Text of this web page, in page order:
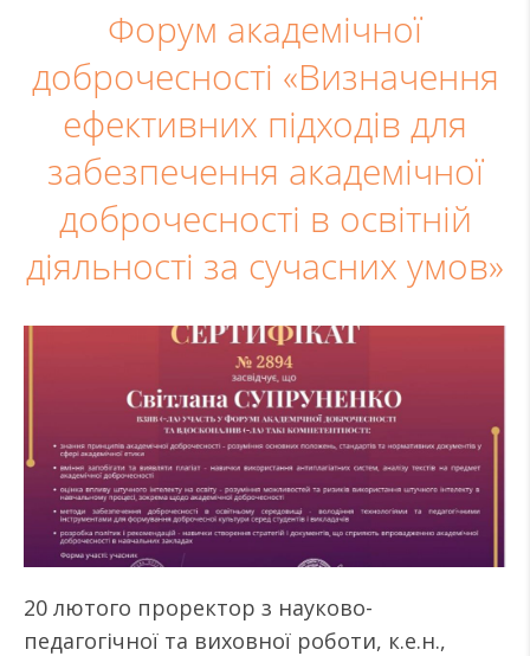
Форум академічної
доброчесності «Визначення
ефективних підходів для
забезпечення академічної
доброчесності в освітній
діяльності за сучасних умов»
20 лютого проректор з науково-
педагогічної та виховної роботи, к.е.н.,